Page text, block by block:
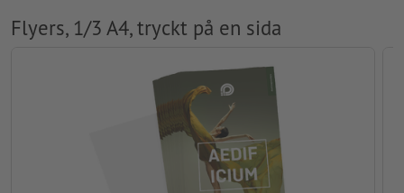
Flyers, 1/3 A4, tryckt på en sida